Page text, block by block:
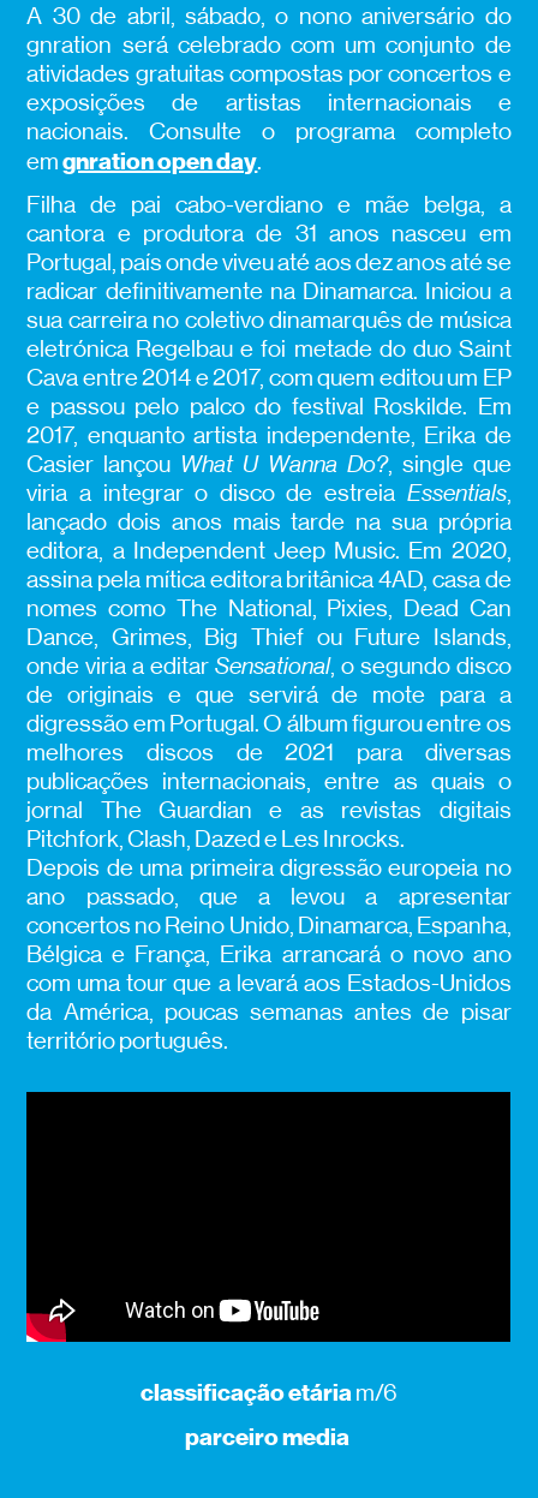
A 30 de abril, sábado, o nono aniversário do
gnration será celebrado com um conjunto de
atividades gratuitas compostas por concertos e
exposições de artistas internacionais e
nacionais. Consulte o programa completo
emgnration open day.
Filha de pai cabo-verdiano e mãe belga, a
cantora e produtora de 31 anos nasceu em
Portugal, país onde viveu até aos dez anos até se
radicar definitivamente na Dinamarca. Iniciou a
sua carreira no coletivo dinamarquês de música
eletrónica Regelbau e foi metade do duo Saint
Cava entre 2014 e 2017, com quem editou um EP
e passou pelo palco do festival Roskilde. Em
2017, enquanto artista independente, Erika de
Casier lançou What U Wanna Do?, single que
viria a integrar o disco de estreia Essentials,
lançado dois anos mais tarde na sua própria
editora, a Independent Jeep Music. Em 2020,
assina pela mítica editora britânica 4AD, casa de
nomes como The National, Pixies, Dead Can
Dance, Grimes, Big Thief ou Future Islands,
onde viria a editar Sensational, o segundo disco
de originais e que servirá de mote para a
digressão em Portugal. O álbum figurou entre os
melhores discos de 2021 para diversas
publicações internacionais, entre as quais o
jornal The Guardian e as revistas digitais
Pitchfork, Clash, Dazed e Les Inrocks.
Depois de uma primeira digressão europeia no
ano passado, que a levou a apresentar
concertos no Reino Unido, Dinamarca, Espanha,
Bélgica e França, Erika arrancará o novo ano
com uma tour que a levará aos Estados-Unidos
da América, poucas semanas antes de pisar
território português.
classificação etária m/6
parceiro media